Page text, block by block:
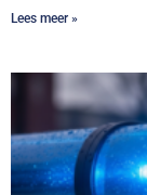
Lees meer »